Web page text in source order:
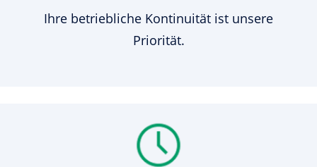
Ihre betriebliche Kontinuität ist unsere
Priorität.